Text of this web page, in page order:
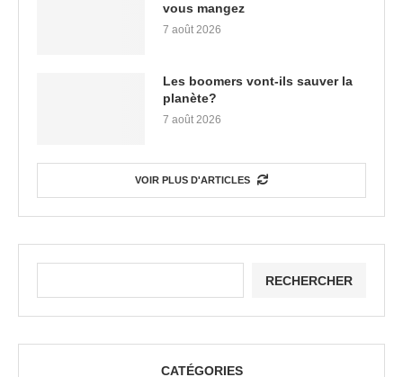
vous mangez
7 août 2026
Les boomers vont-ils sauver la
planète?
7 août 2026
VOIR PLUS D'ARTICLES
RECHERCHER
CATÉGORIES